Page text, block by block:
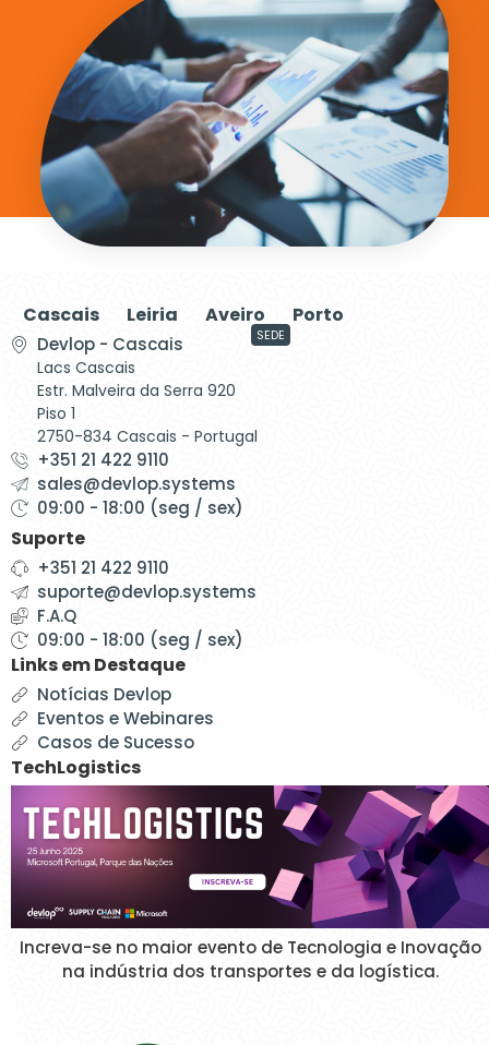
Cascais Leiria Aveiro Porto
Devlop - Cascais
Lacs Cascais
Estr. Malveira da Serra 920
Piso 1
2750-834 Cascais - Portugal
SEDE
+351 21 422 9110
sales@devlop.systems
09:00 - 18:00 (seg / sex)
Suporte
+351 21 422 9110
suporte@devlop.systems
F.A.Q
09:00 - 18:00 (seg / sex)
Links em Destaque
Notícias Devlop
Eventos e Webinares
Casos de Sucesso
TechLogistics
Increva-se no maior evento de Tecnologia e Inovação
na indústria dos transportes e da logística.